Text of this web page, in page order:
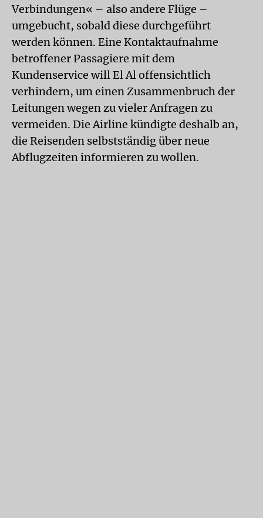
Verbindungen« – also andere Flüge –
umgebucht, sobald diese durchgeführt
werden können. Eine Kontaktaufnahme
betroffener Passagiere mit dem
Kundenservice will El Al offensichtlich
verhindern, um einen Zusammenbruch der
Leitungen wegen zu vieler Anfragen zu
vermeiden. Die Airline kündigte deshalb an,
die Reisenden selbstständig über neue
Abflugzeiten informieren zu wollen.